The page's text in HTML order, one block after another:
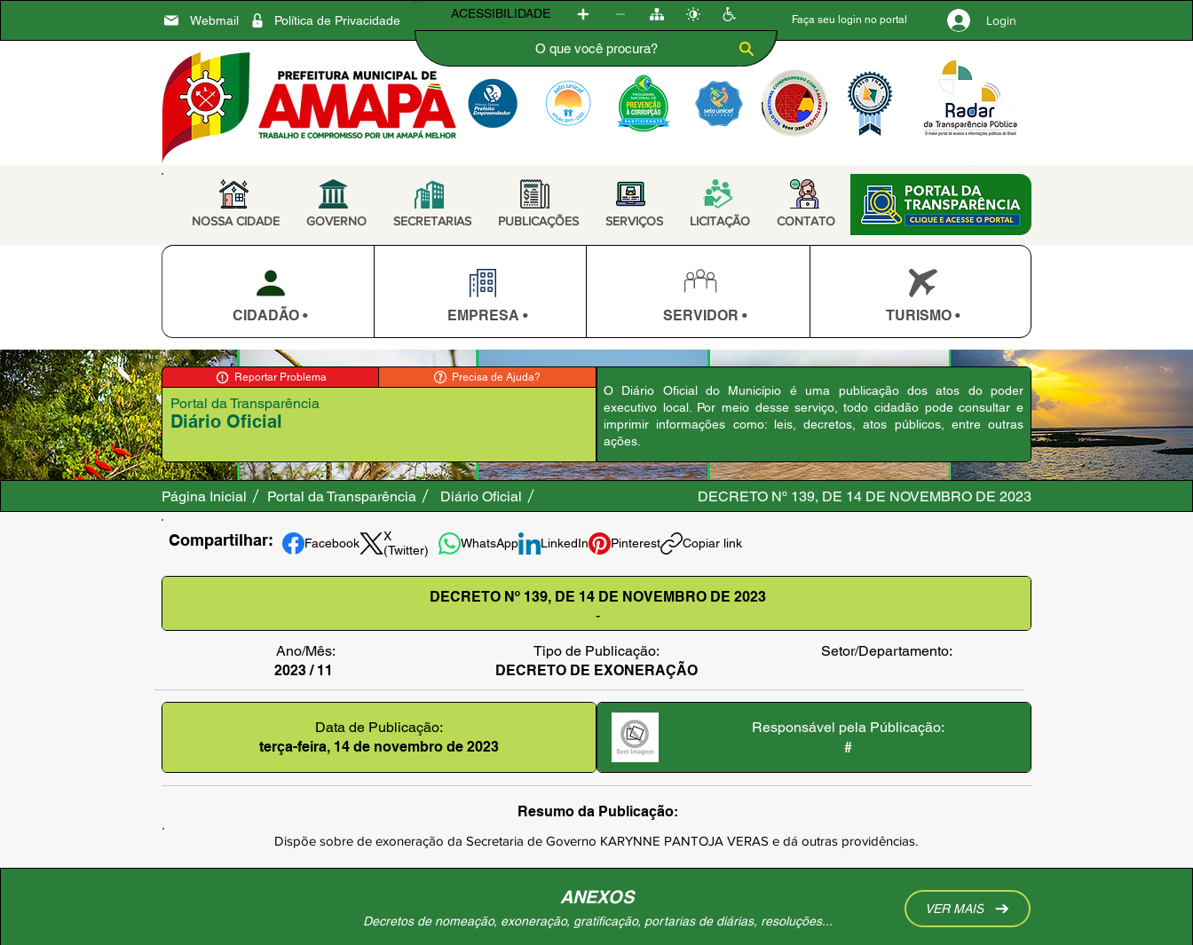
Webmail Política de Privacidade Faça seu login no portal Login
ACESSIBILIDADE
NOSSA CIDADE GOVERNO SECRETARIAS PUBLICAÇÕES SERVIÇOS LICITAÇÃO CONTATO
CIDADÃO • EMPRESA • SERVIDOR • TURISMO •
Reportar Problema Precisa de Ajuda?
Diário Oficial
Portal da Transparência
O Diário Oficial do Município é uma publicação dos atos do poder
executivo local. Por meio desse serviço, todo cidadão pode consultar e
imprimir informações como: leis, decretos, atos públicos, entre outras
ações.
Página Inicial Portal da Transparência Diário Oficial DECRETO Nº 139, DE 14 DE NOVEMBRO DE 2023
Compartilhar: Facebook
X
(Twitter)
WhatsApp LinkedIn Pinterest Copiar link
DECRETO Nº 139, DE 14 DE NOVEMBRO DE 2023
-
Ano/Mês:
2023 / 11
Tipo de Publicação:
DECRETO DE EXONERAÇÃO
Setor/Departamento:
Data de Publicação:
terça-feira, 14 de novembro de 2023
Responsável pela Públicação:
#
Resumo da Publicação:
Dispõe sobre de exoneração da Secretaria de Governo KARYNNE PANTOJA VERAS e dá outras providências.
ANEXOS
Decretos de nomeação, exoneração, gratificação, portarias de diárias, resoluções...
VER MAIS